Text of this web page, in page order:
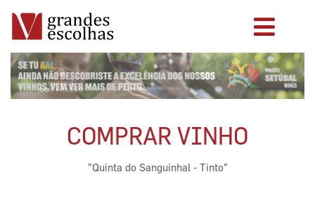
COMPRAR VINHO
"Quinta do Sanguinhal - Tinto"